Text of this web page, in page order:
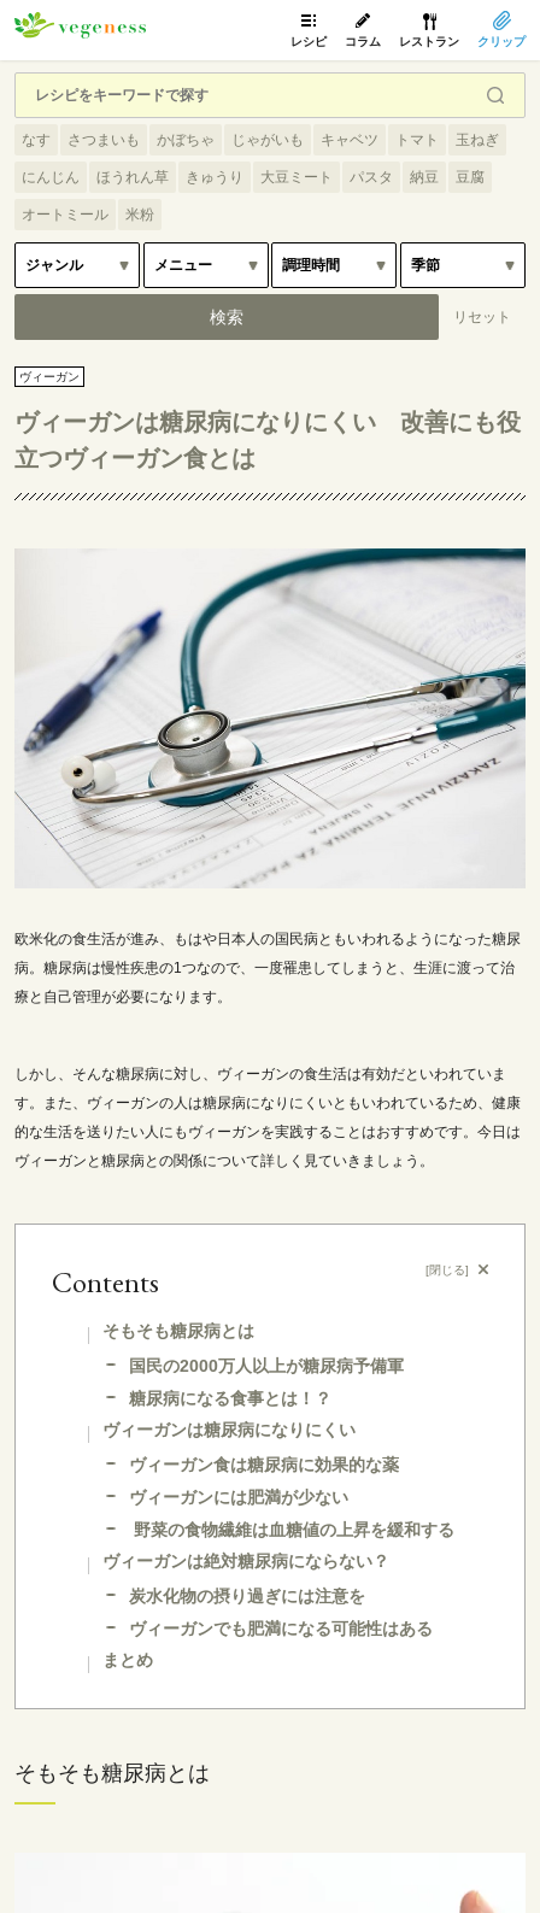
レシピ コラム レストラン クリップ
なす さつまいも かぼちゃ じゃがいも キャベツ トマト 玉ねぎ
にんじん ほうれん草 きゅうり 大豆ミート パスタ 納豆 豆腐
オートミール 米粉
ヴィーガン
ヴィーガンは糖尿病になりにくい 改善にも役
立つヴィーガン食とは
欧米化の食生活が進み、もはや日本人の国民病ともいわれるようになった糖尿
病。糖尿病は慢性疾患の1つなので、一度罹患してしまうと、生涯に渡って治
療と自己管理が必要になります。
しかし、そんな糖尿病に対し、ヴィーガンの食生活は有効だといわれていま
す。また、ヴィーガンの人は糖尿病になりにくいともいわれているため、健康
的な生活を送りたい人にもヴィーガンを実践することはおすすめです。今日は
ヴィーガンと糖尿病との関係について詳しく見ていきましょう。
Contents [閉じる]
そもそも糖尿病とは
国民の2000万人以上が糖尿病予備軍
糖尿病になる食事とは！？
ヴィーガンは糖尿病になりにくい
ヴィーガン食は糖尿病に効果的な薬
ヴィーガンには肥満が少ない
野菜の食物繊維は血糖値の上昇を緩和する
ヴィーガンは絶対糖尿病にならない？
炭水化物の摂り過ぎには注意を
ヴィーガンでも肥満になる可能性はある
まとめ
そもそも糖尿病とは